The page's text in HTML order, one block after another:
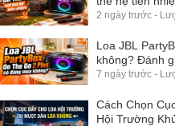
2 ngày trước -
Loa JBL
không? Đánh
7 ngày trước -
Cách Chọn
Hội Trường